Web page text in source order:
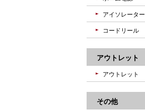
アイソレーター
コードリール
アウトレット
アウトレット
その他